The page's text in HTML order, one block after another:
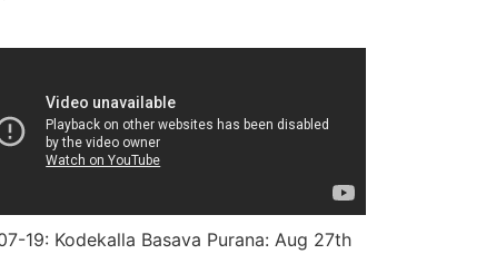
19: Kodekalla Basava Purana: Aug 27th